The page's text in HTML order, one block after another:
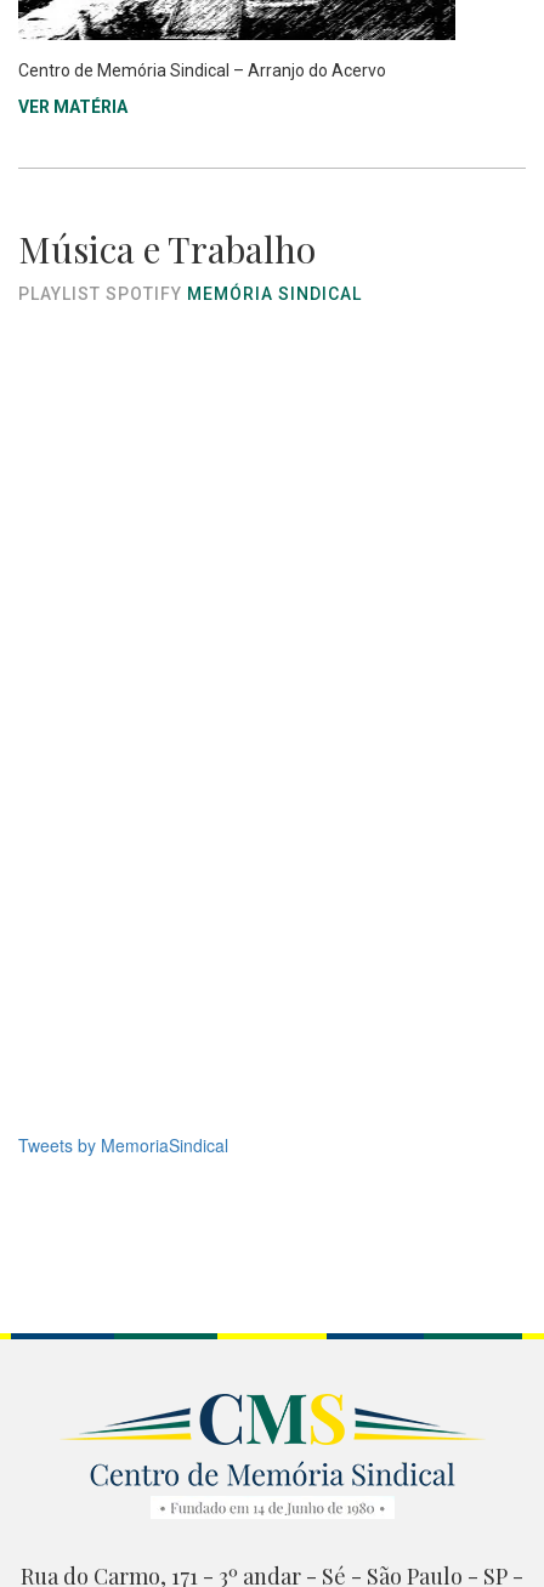
Centro de Memória Sindical – Arranjo do Acervo
VER MATÉRIA
Música e Trabalho
PLAYLIST SPOTIFY MEMÓRIA SINDICAL
Tweets by MemoriaSindical
Rua do Carmo, 171 - 3º andar - Sé - São Paulo - SP -